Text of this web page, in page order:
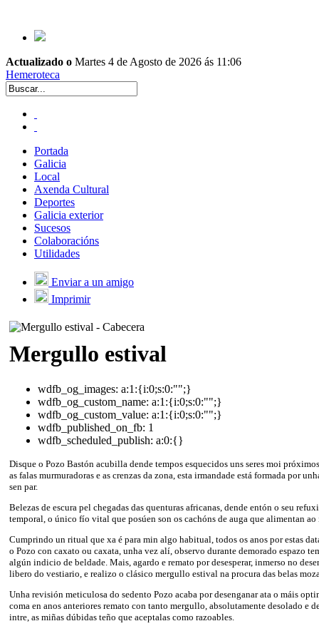
Actualizado o Martes 4 de Agosto de 2026 ás 11:06
Hemeroteca
Portada
Galicia
Local
Axenda Cultural
Deportes
Galicia exterior
Sucesos
Colaboracións
Utilidades
Enviar a un amigo
Imprimir
Mergullo estival
wdfb_og_images: a:1:{i:0;s:0:"";}
wdfb_og_custom_name: a:1:{i:0;s:0:"";}
wdfb_og_custom_value: a:1:{i:0;s:0:"";}
wdfb_published_on_fb: 1
wdfb_scheduled_publish: a:0:{}
Disque o Pozo Bastón acubilla dende tempos esquecidos uns seres moi
as falas murmuradoras e as crenzas da zona, esta irmandade está formada por
sen par.
Belezas de escura pel chegadas das quenturas africanas, dende entón o seu
temporal, o único fío vital que posúen son os cachóns de auga que alimentan
Cumprindo un ritual que xa é para min algo habitual, todos os anos por estas
o Pozo con caxato ou caxata, unha vez alí, observo durante demorado espazo
algún indicio de beldade. Mais, agardo e remato por desesperar, inmerso no
libero do vestiario, e realizo o clásico mergullo estival na procura das belas
Unha revisión meticulosa do sedento Pozo acaba por desenganar ata o máis
coma en anos anteriores remato con tanto mergullo, absolutamente desolado e
intre, as miñas dúbidas teño que aceptalas como razoables.